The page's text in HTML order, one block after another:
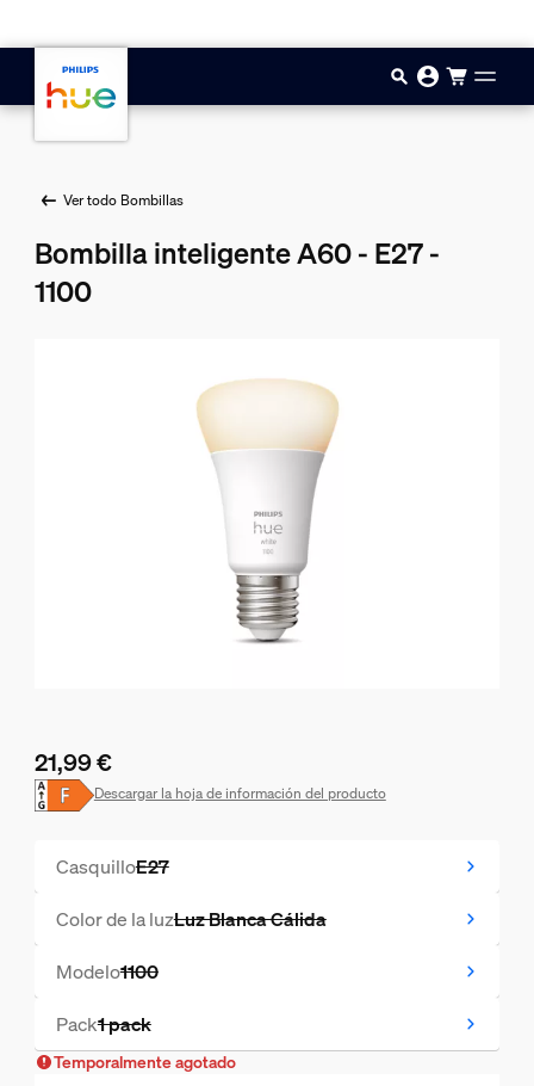
Ver todo Bombillas
Bombilla inteligente A60 - E27 -
1100
El precio actual es 21,99 €
21,99 €
Descargar la hoja de información del producto
CasquilloE27
Temporalmente sin stock
Color de la luzLuz Blanca Cálida
Temporalmente sin stock
Modelo1100
Temporalmente sin stock
Pack1 pack
Temporalmente sin stock
Temporalmente agotado